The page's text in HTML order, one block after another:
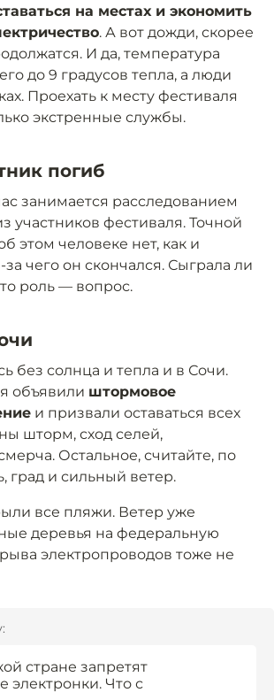
на местах и экономить
. А вот дожди, скорее
И да, температура
до 9 градусов тепла, а люди
Проехать к месту фестиваля
экстренные службы.
погиб
занимается расследованием
участников фестиваля. Точной
этом человеке нет, как и
чего он скончался. Сыграла ли
роль — вопрос.
без солнца и тепла и в Сочи.
объявили штормовое
и призвали оставаться всех
шторм, сход селей,
Остальное, считайте, по
град и сильный ветер.
все пляжи. Ветер уже
деревья на федеральную
электропроводов тоже не
стране запретят
электронки. Что с